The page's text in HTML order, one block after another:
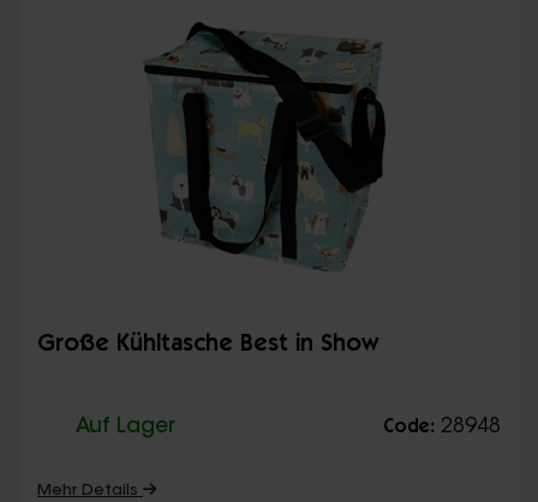
Große Kühltasche Best in Show
Auf Lager Code: 28948
Mehr Details